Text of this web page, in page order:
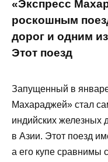
«Экспресс
роскошным
дорог и одним
Этот поезд
Запущенный в
Махараджей» стал
индийских железных
в Азии. Этот поезд
а его купе сравнимы